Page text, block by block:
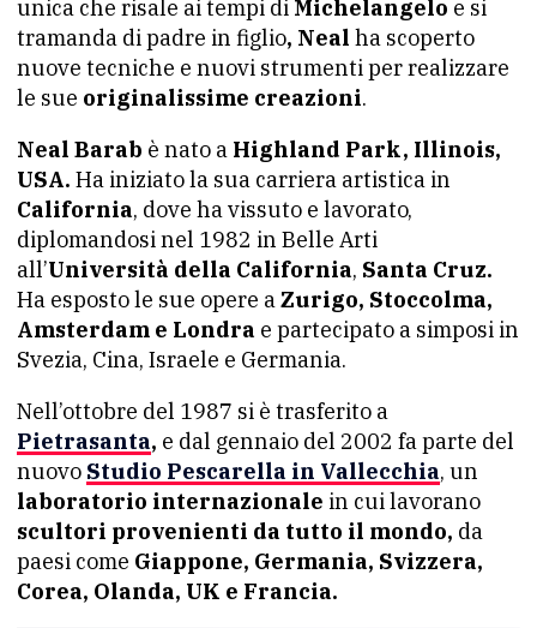
unica che risale ai tempi di Michelangelo e si
tramanda di padre in figlio, Neal ha scoperto
nuove tecniche e nuovi strumenti per realizzare
le sue originalissime creazioni.
Neal Barab è nato a Highland Park, Illinois,
USA. Ha iniziato la sua carriera artistica in
California, dove ha vissuto e lavorato,
diplomandosi nel 1982 in Belle Arti
all’Università della California, Santa Cruz.
Ha esposto le sue opere aZurigo, Stoccolma,
Amsterdam e Londra e partecipato a simposi in
Svezia, Cina, Israele e Germania.
Nell’ottobre del 1987 si è trasferito a
Pietrasanta, e dal gennaio del 2002 fa parte del
nuovo Studio Pescarella in Vallecchia, un
laboratorio internazionale in cui lavorano
scultori provenienti da tutto il mondo, da
paesi come Giappone, Germania, Svizzera,
Corea, Olanda, UK e Francia.